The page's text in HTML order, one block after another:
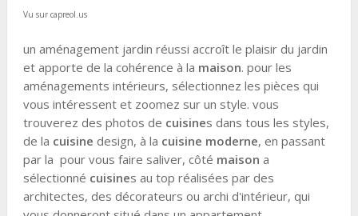
Vu sur capreol.us
un aménagement jardin réussi accroît le plaisir du jardin
et apporte de la cohérence à la maison. pour les
aménagements intérieurs, sélectionnez les pièces qui
vous intéressent et zoomez sur un style. vous
trouverez des photos de cuisines dans tous les styles,
de la cuisine design, à la cuisine moderne, en passant
par la pour vous faire saliver, côté maison a
sélectionné cuisines au top réalisées par des
architectes, des décorateurs ou archi d'intérieur, qui